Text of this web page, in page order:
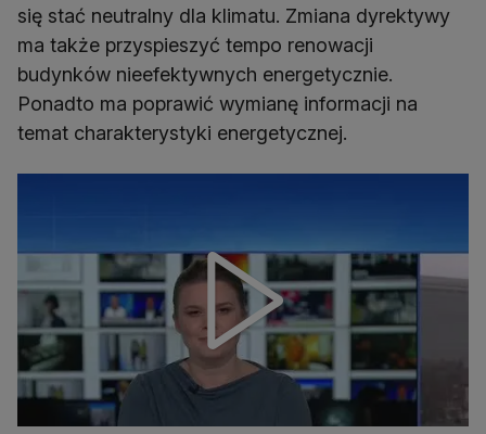
się stać neutralny dla klimatu. Zmiana dyrektywy
ma także przyspieszyć tempo renowacji
budynków nieefektywnych energetycznie.
Ponadto ma poprawić wymianę informacji na
temat charakterystyki energetycznej.